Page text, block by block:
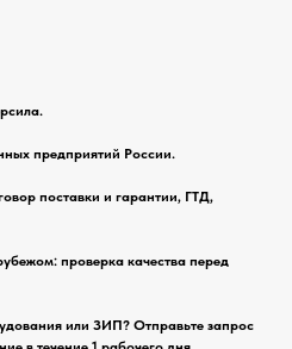
предприятий России.
поставки и гарантии, ГТД,
проверка качества перед
или ЗИП? Отправьте запрос